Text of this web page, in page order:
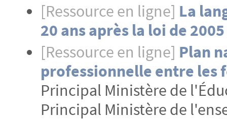
[Ressource en ligne] La
20 ans après la loi de 2005
[Ressource en ligne] Plan
professionnelle entre les
Principal Ministère de
Principal Ministère de